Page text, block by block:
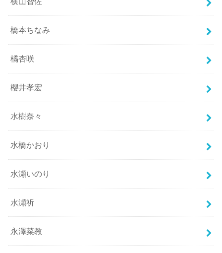
橋本ちなみ
橘杏咲
櫻井孝宏
水樹奈々
水橋かおり
水瀬いのり
水瀬祈
永澤菜教